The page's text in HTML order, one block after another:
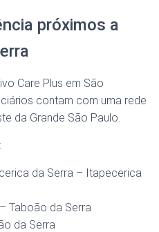
próximos a
Care Plus em São
contam com uma rede
da Grande São Paulo.
da Serra – Itapecerica
Taboão da Serra
da Serra